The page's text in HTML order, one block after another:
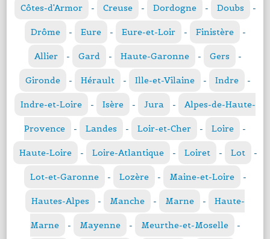
Côtes-d'Armor - Creuse - Dordogne - Doubs -
Drôme - Eure - Eure-et-Loir - Finistère -
Allier - Gard - Haute-Garonne - Gers -
Gironde - Hérault - Ille-et-Vilaine - Indre -
Indre-et-Loire - Isère - Jura - Alpes-de-Haute-
Provence - Landes - Loir-et-Cher - Loire -
Haute-Loire - Loire-Atlantique - Loiret - Lot -
Lot-et-Garonne - Lozère - Maine-et-Loire -
Hautes-Alpes - Manche - Marne - Haute-
Marne - Mayenne - Meurthe-et-Moselle -